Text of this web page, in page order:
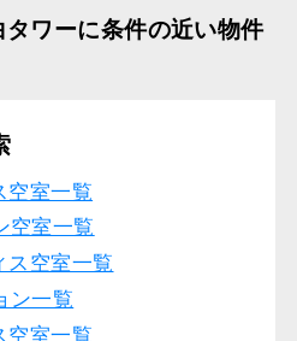
ワーに条件の近い物件
空室一覧
空室一覧
ス空室一覧
ン一覧
空室一覧